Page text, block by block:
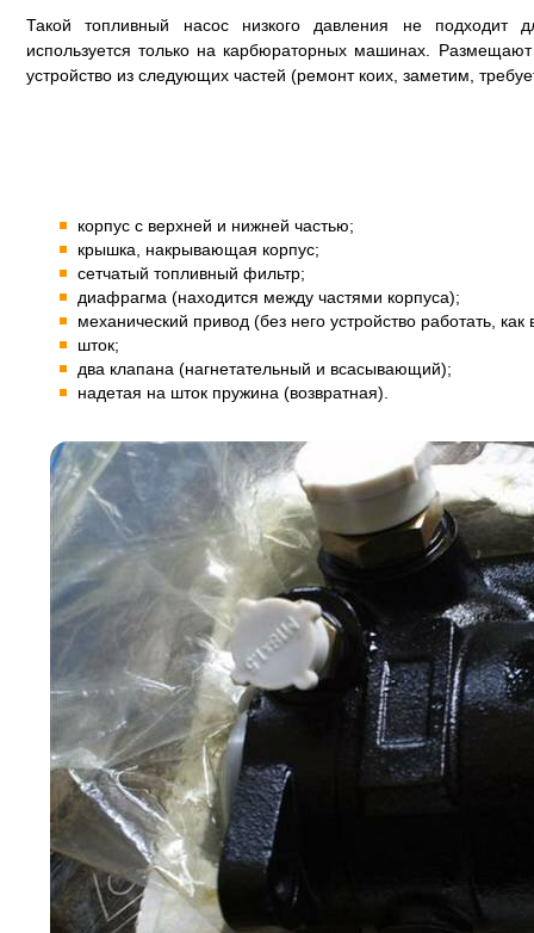
Такой топливный насос низкого давления не подходит
используется только на карбюраторных машинах.
устройство из следующих частей (ремонт коих, заметим,
корпус с верхней и нижней частью;
крышка, накрывающая корпус;
сетчатый топливный фильтр;
диафрагма (находится между частями корпуса);
механический привод (без него устройство работать,
шток;
два клапана (нагнетательный и всасывающий);
надетая на шток пружина (возвратная).